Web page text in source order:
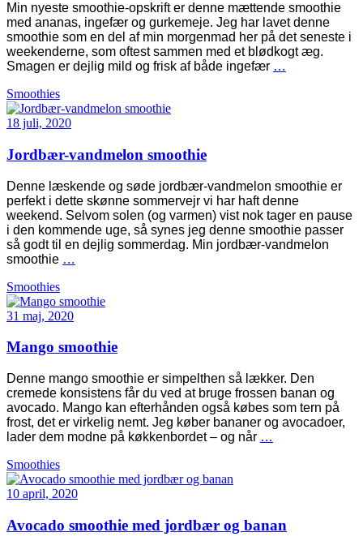
Min nyeste smoothie-opskrift er denne mættende smoothie
med ananas, ingefær og gurkemeje. Jeg har lavet denne
smoothie som en del af min morgenmad her på det seneste i
weekenderne, som oftest sammen med et blødkogt æg.
Smagen er dejlig mild og frisk af både ingefær …
Smoothies
18 juli, 2020
Jordbær-vandmelon smoothie
Denne læskende og søde jordbær-vandmelon smoothie er
perfekt i dette skønne sommervejr vi har haft denne
weekend. Selvom solen (og varmen) vist nok tager en pause
i den kommende uge, så synes jeg denne smoothie passer
så godt til en dejlig sommerdag. Min jordbær-vandmelon
smoothie …
Smoothies
31 maj, 2020
Mango smoothie
Denne mango smoothie er simpelthen så lækker. Den
cremede konsistens får du ved at bruge frossen banan og
avocado. Mango kan efterhånden også købes som tern på
frost, det er virkelig nemt. Jeg køber bananer og avocadoer,
lader dem modne på køkkenbordet – og når …
Smoothies
10 april, 2020
Avocado smoothie med jordbær og banan